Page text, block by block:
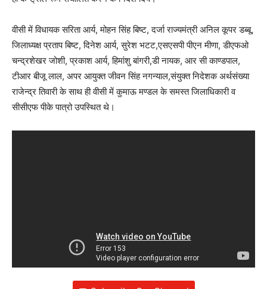
वीसी में विधायक सरिता आर्य, मोहन सिंह बिष्ट, दर्जा राज्यमंत्री अनिल कूपर डब्बू,
जिलाध्यक्ष प्रताप बिष्ट, दिनेश आर्य, सुरेश भटट,एसएसपी पीएन मीणा, डीएफओ
चन्द्रशेखर जोशी, प्रकाश आर्य, हिमांशु बांगरी,डी नायक, आर सी काण्डपाल,
टीआर बीजू लाल, अपर आयुक्त जीवन सिंह नगन्याल,संयुक्त निदेशक अर्थसंख्या
राजेन्द्र तिवारी के साथ ही वीसी में कुमाऊ मण्डल के समस्त जिलाधिकारी व
सीसीएफ पीके पात्रो उपस्थित थे।